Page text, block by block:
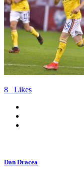
8 Likes
Dan Dracea